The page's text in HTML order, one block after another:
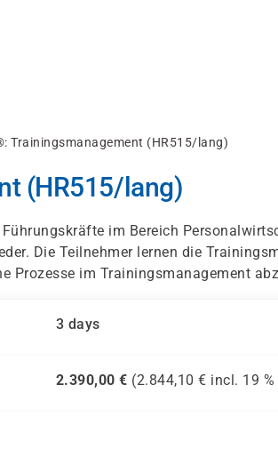
Trainingsmanagement (HR515/lang)
(HR515/lang)
im Bereich
Die Teilnehmer lernen die
Prozesse im Trainingsmanagement
3 days
2.390,00 € (2.844,10 € incl. 19 %